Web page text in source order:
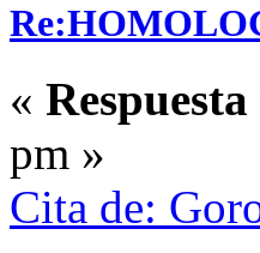
«
pm »
Cita de: